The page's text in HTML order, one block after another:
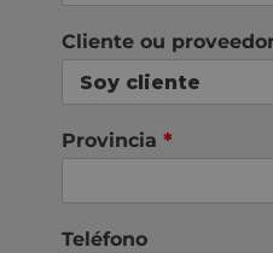
Cliente ou
Provincia *
Teléfono